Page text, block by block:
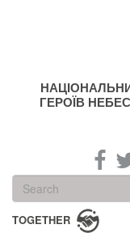
ГЕРОЇВ
Search
form
Search
TOGETHER